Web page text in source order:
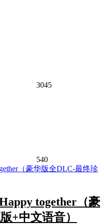
3045
540
together（豪
+中文语音）